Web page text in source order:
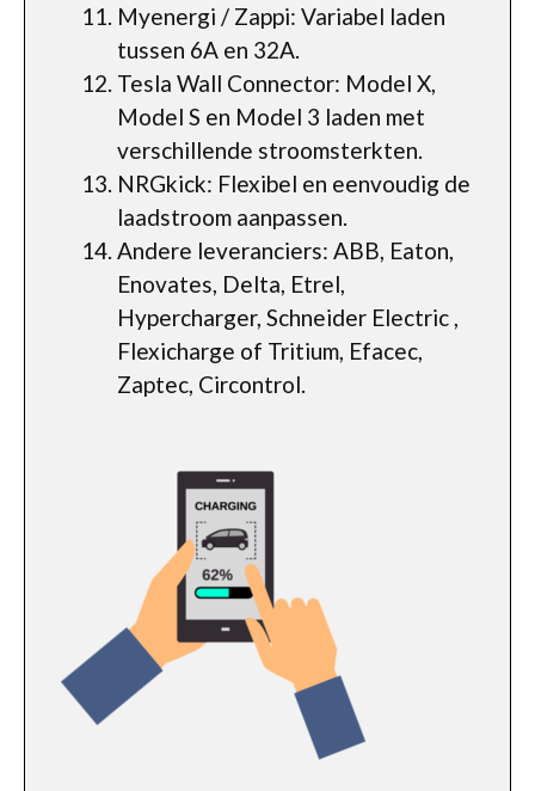
Myenergi / Zappi: Variabel laden
tussen 6A en 32A.
Tesla Wall Connector: Model X,
Model S en Model 3 laden met
verschillende stroomsterkten.
NRGkick: Flexibel en eenvoudig de
laadstroom aanpassen.
Andere leveranciers: ABB, Eaton,
Enovates, Delta, Etrel,
Hypercharger, Schneider Electric ,
Flexicharge of Tritium, Efacec,
Zaptec, Circontrol.